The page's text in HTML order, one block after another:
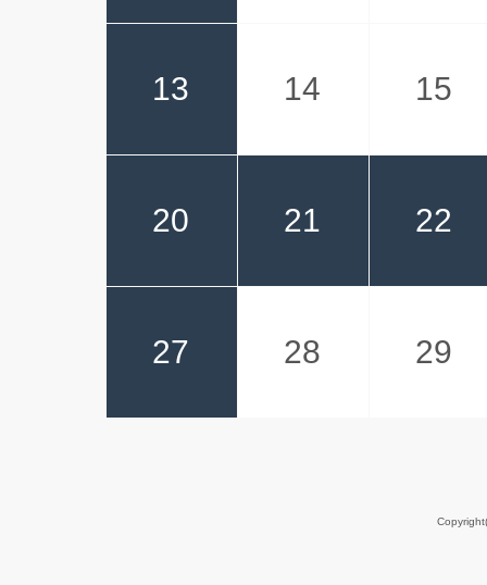
13 14 15
20 21 22
27 28 29